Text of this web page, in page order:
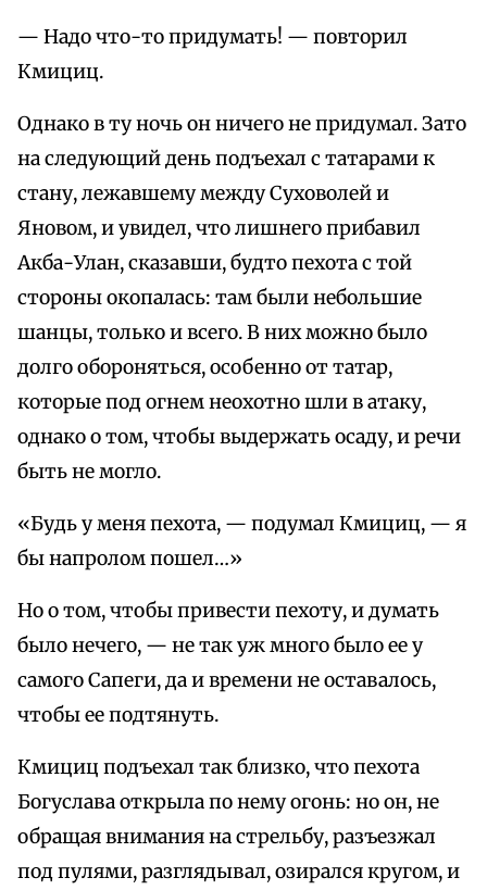
— Надо что-то придумать! — повторил
Кмициц.
Однако в ту ночь он ничего не придумал. Зато
на следующий день подъехал с татарами к
стану, лежавшему между Суховолей и
Яновом, и увидел, что лишнего прибавил
Акба-Улан, сказавши, будто пехота с той
стороны окопалась: там были небольшие
шанцы, только и всего. В них можно было
долго обороняться, особенно от татар,
которые под огнем неохотно шли в атаку,
однако о том, чтобы выдержать осаду, и речи
быть не могло.
«Будь у меня пехота, — подумал Кмициц, — я
бы напролом пошел…»
Но о том, чтобы привести пехоту, и думать
было нечего, — не так уж много было ее у
самого Сапеги, да и времени не оставалось,
чтобы ее подтянуть.
Кмициц подъехал так близко, что пехота
Богуслава открыла по нему огонь: но он, не
обращая внимания на стрельбу, разъезжал
под пулями, разглядывал, озирался кругом, и